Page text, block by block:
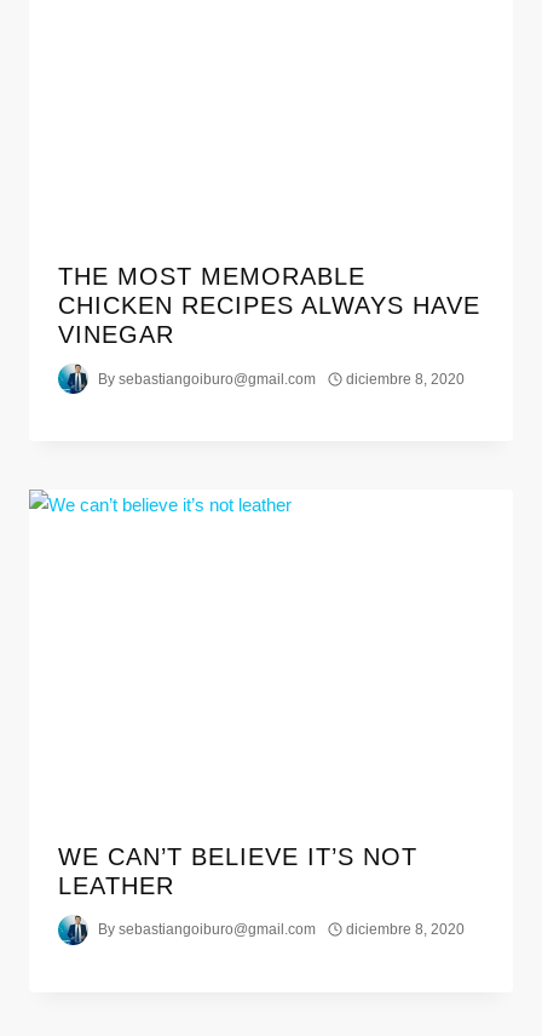
THE MOST MEMORABLE
CHICKEN RECIPES ALWAYS HAVE
VINEGAR
By sebastiangoiburo@gmail.com diciembre 8, 2020
WE CAN’T BELIEVE IT’S NOT
LEATHER
By sebastiangoiburo@gmail.com diciembre 8, 2020